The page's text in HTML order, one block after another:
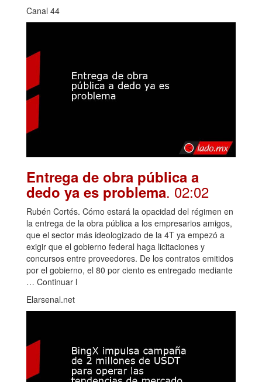
Canal 44
Entrega de obra pública a
dedo ya es problema. 02:02
Rubén Cortés. Cómo estará la opacidad del régimen en
la entrega de la obra pública a los empresarios amigos,
que el sector más ideologizado de la 4T ya empezó a
exigir que el gobierno federal haga licitaciones y
concursos entre proveedores. De los contratos emitidos
por el gobierno, el 80 por ciento es entregado mediante
… Continuar l
Elarsenal.net